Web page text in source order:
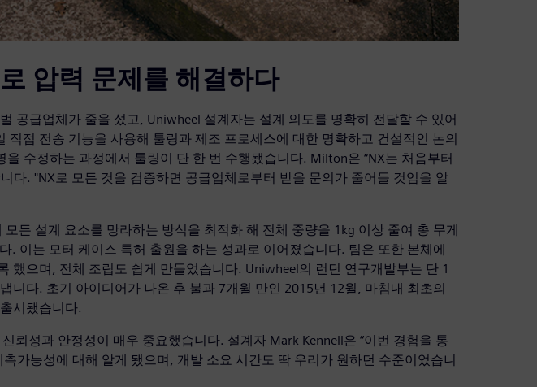
압력 문제를 해결하다
공급업체가 줄을 섰고, Uniwheel 설계자는 설계 의도를 명확히 전달할 수 있어
직접 전송 기능을 사용해 툴링과 제조 프로세스에 대한 명확하고 건설적인 논의
을 수정하는 과정에서 툴링이 단 한 번 수행됐습니다. Milton은 “NX는 처음부터
다. "NX로 모든 것을 검증하면 공급업체로부터 받을 문의가 줄어들 것임을 알
모든 설계 요소를 망라하는 방식을 최적화 해 전체 중량을 1kg 이상 줄여 총 무게
. 이는 모터 케이스 특허 출원을 하는 성과로 이어졌습니다. 팀은 또한 본체에
했으며, 전체 조립도 쉽게 만들었습니다. Uniwheel의 런던 연구개발부는 단 1
니다. 초기 아이디어가 나온 후 불과 7개월 만인 2015년 12월, 마침내 최초의
시됐습니다.
뢰성과 안정성이 매우 중요했습니다. 설계자 Mark Kennell은 “이번 경험을 통
가능성에 대해 알게 됐으며, 개발 소요 시간도 딱 우리가 원하던 수준이었습니